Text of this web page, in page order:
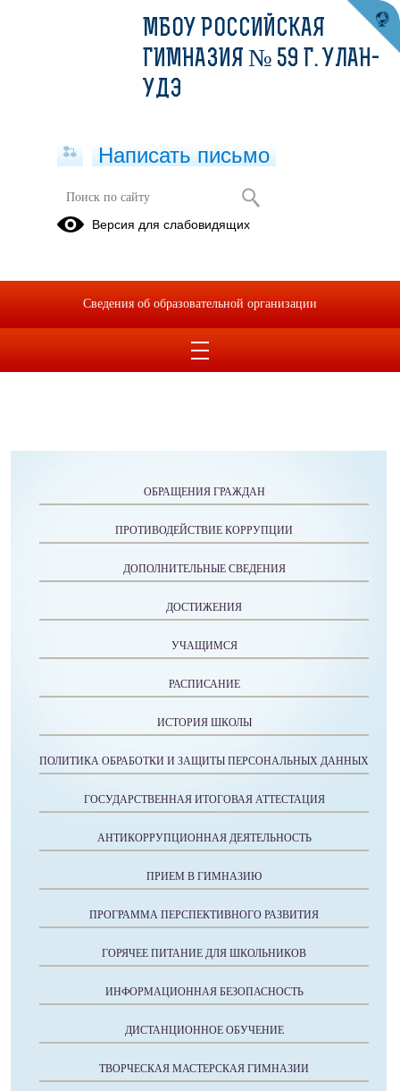
Мероприятие "Урок цифры",
посвященное Дню информатики в
(посмотреть)
ОБРАЩЕНИЯ ГРАЖДАН
ПРОТИВОДЕЙСТВИЕ КОРРУПЦИИ
ДОПОЛНИТЕЛЬНЫЕ СВЕДЕНИЯ
ДОСТИЖЕНИЯ
УЧАЩИМСЯ
РАСПИСАНИЕ
ИСТОРИЯ ШКОЛЫ
ПОЛИТИКА ОБРАБОТКИ И ЗАЩИТЫ ПЕРСОНАЛЬНЫХ ДАННЫХ
ГОСУДАРСТВЕННАЯ ИТОГОВАЯ АТТЕСТАЦИЯ
АНТИКОРРУПЦИОННАЯ ДЕЯТЕЛЬНОСТЬ
ПРИЕМ В ГИМНАЗИЮ
ПРОГРАММА ПЕРСПЕКТИВНОГО РАЗВИТИЯ
ГОРЯЧЕЕ ПИТАНИЕ ДЛЯ ШКОЛЬНИКОВ
ИНФОРМАЦИОННАЯ БЕЗОПАСНОСТЬ
ДИСТАНЦИОННОЕ ОБУЧЕНИЕ
ТВОРЧЕСКАЯ МАСТЕРСКАЯ ГИМНАЗИИ
МБОУ РОССИЙСКАЯ
ГИМНАЗИЯ № 59 Г. УЛАН-
УДЭ
Написать письмо
Версия для слабовидящих
Сведения об образовательной организации